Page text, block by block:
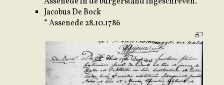
Jacobus De Bock
° Assenede 28.10.1786